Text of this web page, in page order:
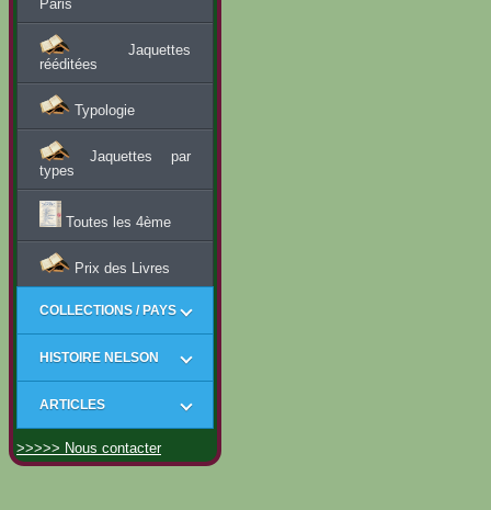
Paris
Jaquettes
rééditées
Typologie
Jaquettes par
types
Toutes les 4ème
Prix des Livres
COLLECTIONS / PAYS
HISTOIRE NELSON
ARTICLES
>>>>> Nous contacter